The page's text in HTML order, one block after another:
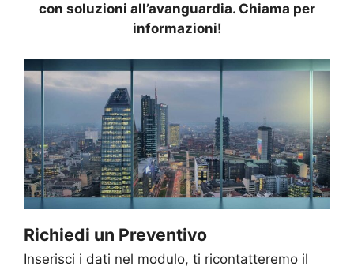
con soluzioni all’avanguardia. Chiama per
informazioni!
Richiedi un Preventivo
Inserisci i dati nel modulo, ti ricontatteremo il